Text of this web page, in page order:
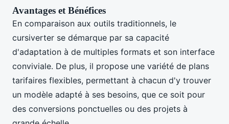
Avantages et Bénéfices
En comparaison aux outils traditionnels, le
cursiverter se démarque par sa capacité
d'adaptation à de multiples formats et son interface
conviviale. De plus, il propose une variété de plans
tarifaires flexibles, permettant à chacun d'y trouver
un modèle adapté à ses besoins, que ce soit pour
des conversions ponctuelles ou des projets à